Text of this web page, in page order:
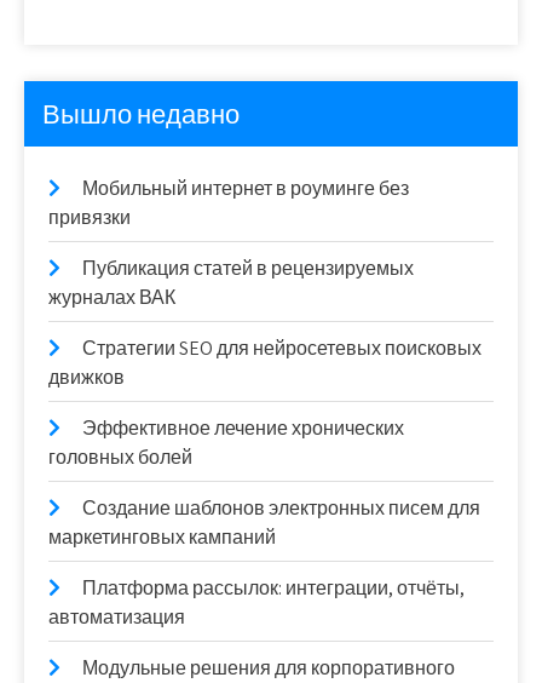
Вышло недавно
Мобильный интернет в роуминге без
привязки
Публикация статей в рецензируемых
журналах ВАК
Стратегии SEO для нейросетевых поисковых
движков
Эффективное лечение хронических
головных болей
Создание шаблонов электронных писем для
маркетинговых кампаний
Платформа рассылок: интеграции, отчёты,
автоматизация
Модульные решения для корпоративного